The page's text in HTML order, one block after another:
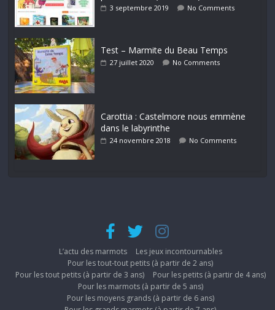
3 septembre 2019 No Comments
Test – Marmite du Beau Temps
27 juillet 2020 No Comments
Carottia : Castelmore nous emmène
dans le labyrinthe
24 novembre 2018 No Comments
L’actu des marmots
Les jeux incontournables
Pour les tout-tout petits (à partir de 2 ans)
Pour les tout petits (à partir de 3 ans)
Pour les petits (à partir de 4 ans)
Pour les marmots (à partir de 5 ans)
Pour les moyens grands (à partir de 6 ans)